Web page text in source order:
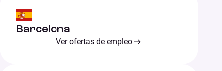
Barcelona
Ver ofertas de empleo